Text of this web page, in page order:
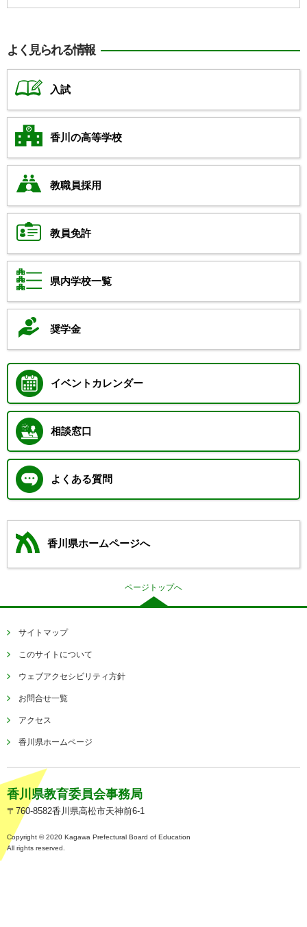
よく見られる情報
入試
香川の高等学校
教職員採用
教員免許
県内学校一覧
奨学金
イベントカレンダー
相談窓口
よくある質問
香川県ホームページへ
ページトップへ
サイトマップ
このサイトについて
ウェブアクセシビリティ方針
お問合せ一覧
アクセス
香川県ホームページ
香川県教育委員会事務局
〒760-8582香川県高松市天神前6-1
Copyright © 2020 Kagawa Prefectural Board of Education
All rights reserved.